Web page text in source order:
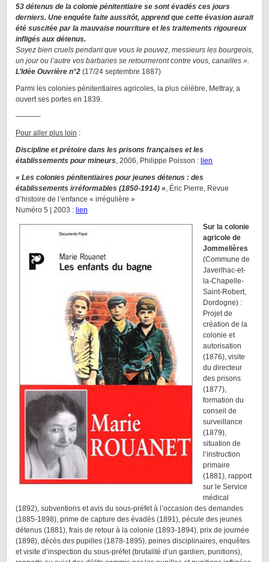
53 détenus de la colonie pénitentiaire se sont évadés ces jours
derniers. Une enquête faite aussitôt, apprend que cette évasion aurait
été suscitée par la mauvaise nourriture et les traitements rigoureux
infligés aux détenus.
Soyez bien cruels pendant que vous le pouvez, messieurs les bourgeois,
un jour ou l’autre vos barbaries se retourneront contre vous, canailles ».
L’Idée Ouvrière n°2 (17/24 septembre 1887)
Parmi les colonies pénitentiaires agricoles, la plus célèbre, Mettray, a
ouvert ses portes en 1839.
––––––
Pour aller plus loin :
Discipline et prétoire dans les prisons françaises et les
établissements pour mineurs, 2006, Philippe Poisson : lien
« Les colonies pénitentiaires pour jeunes détenus : des
établissements irréformables (1850-1914) », Éric Pierre, Revue
d’histoire de l’enfance « irrégulière »
Numéro 5 | 2003 : lien
Sur la colonie
agricole de
Jommelières
(Commune de
Javerlhac-et-
la-Chapelle-
Saint-Robert,
Dordogne) :
Projet de
création de la
colonie et
autorisation
(1876), visite
du directeur
des prisons
(1877),
formation du
conseil de
surveillance
(1879),
situation de
l’instruction
primaire
(1881), rapport
sur le Service
médical
(1892), subventions et avis du sous-préfet à l’occasion des demandes
(1885-1898), prime de capture des évadés (1891), pécule des jeunes
détenus (1881), frais de retour à la colonie (1893-1894), prix de journée
(1898), décès des pupilles (1878-1895), peines disciplinaires, enquêtes
et visite d’inspection du sous-préfet (brutalité d’un gardien, punitions),